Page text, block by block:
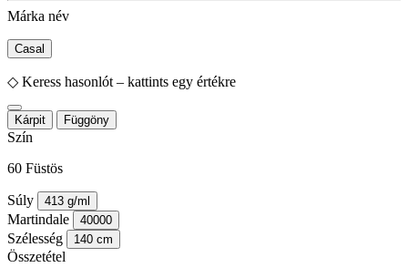
Márka név
Casal
◇ Keress hasonlót – kattints egy értékre
Kárpit Függöny
Szín
60 Füstös
Súly 413 g/ml
Martindale 40000
Szélesség 140 cm
Összetétel